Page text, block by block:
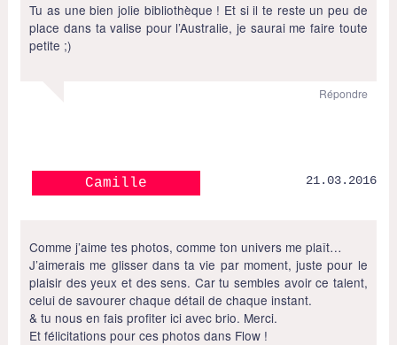
Tu as une bien jolie bibliothèque ! Et si il te reste un peu de
place dans ta valise pour l’Australie, je saurai me faire toute
petite ;)
Répondre
Camille 21.03.2016
Comme j’aime tes photos, comme ton univers me plaît…
J’aimerais me glisser dans ta vie par moment, juste pour le
plaisir des yeux et des sens. Car tu sembles avoir ce talent,
celui de savourer chaque détail de chaque instant.
& tu nous en fais profiter ici avec brio. Merci.
Et félicitations pour ces photos dans Flow !